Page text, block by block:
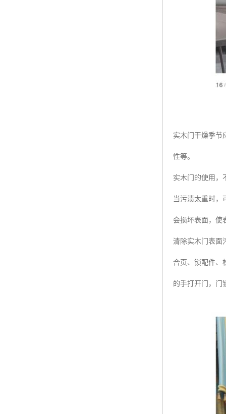
实木门干燥季节
性等。
实木门的使用，
当污渍太重时，
会损坏表面，使
清除实木门表面
合页、锁配件、
的手打开门，门